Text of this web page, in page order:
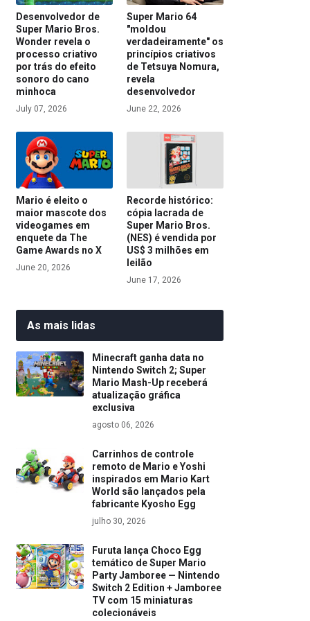
Desenvolvedor de
Super Mario Bros.
Wonder revela o
processo criativo
por trás do efeito
sonoro do cano
minhoca
July 07, 2026
Super Mario 64
"moldou
verdadeiramente" os
princípios criativos
de Tetsuya Nomura,
revela
desenvolvedor
June 22, 2026
Mario é eleito o
maior mascote dos
videogames em
enquete da The
Game Awards no X
June 20, 2026
Recorde histórico:
cópia lacrada de
Super Mario Bros.
(NES) é vendida por
US$ 3 milhões em
leilão
June 17, 2026
As mais lidas
Minecraft ganha data no
Nintendo Switch 2; Super
Mario Mash-Up receberá
atualização gráfica
exclusiva
agosto 06, 2026
Carrinhos de controle
remoto de Mario e Yoshi
inspirados em Mario Kart
World são lançados pela
fabricante Kyosho Egg
julho 30, 2026
Furuta lança Choco Egg
temático de Super Mario
Party Jamboree — Nintendo
Switch 2 Edition + Jamboree
TV com 15 miniaturas
colecionáveis